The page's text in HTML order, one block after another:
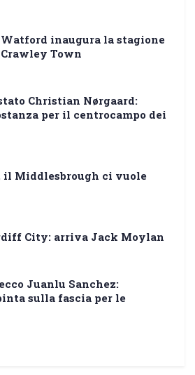
Watford inaugura la stagione
Town
Christian Nørgaard:
per il centrocampo dei
il Middlesbrough ci vuole
City: arriva Jack Moylan
Juanlu Sanchez:
sulla fascia per le